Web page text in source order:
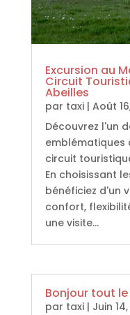
Excursion au
Circuit
Abeilles
par taxi| Août
Découvrez l'un
emblématiques
circuit
En choisissant
bénéficiez d'un
confort,
une visite...
Bonjour tout
par taxi| Juin